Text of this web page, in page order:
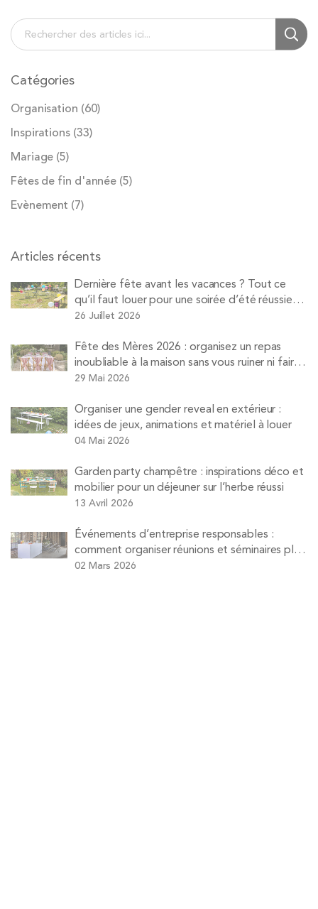
Chercher
Catégories
Organisation (60)
Inspirations (33)
Mariage (5)
Fêtes de fin d'année (5)
Evènement (7)
Articles récents
Dernière fête avant les vacances ? Tout ce
qu’il faut louer pour une soirée d’été réussie
avec Pops
26 Juillet 2026
Fête des Mères 2026 : organisez un repas
inoubliable à la maison sans vous ruiner ni faire
la vaisselle
29 Mai 2026
Organiser une gender reveal en extérieur :
idées de jeux, animations et matériel à louer
04 Mai 2026
Garden party champêtre : inspirations déco et
mobilier pour un déjeuner sur l’herbe réussi
13 Avril 2026
Événements d’entreprise responsables :
comment organiser réunions et séminaires plus
durables
02 Mars 2026